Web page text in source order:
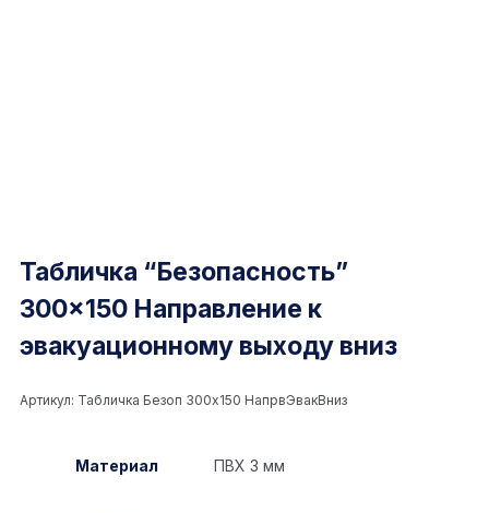
Табличка “Безопасность”
300×150 Направление к
эвакуационному выходу вниз
Артикул: Табличка Безоп 300x150 НапрвЭвакВниз
Материал ПВХ 3 мм